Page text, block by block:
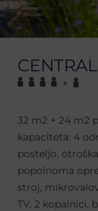
+
32 m2 + 24 m2
kapaciteta: 4
posteljo,
popolnoma
stroj,
TV, 2 kopalnici,